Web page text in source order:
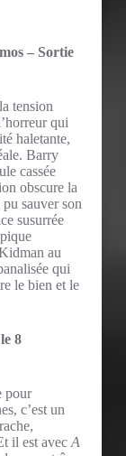
– Sortie
tension
qui
haletante,
Barry
cassée
obscure la
sauver son
susurrée
au
qui
le bien et le
8
pour
c’est un
il est avec A